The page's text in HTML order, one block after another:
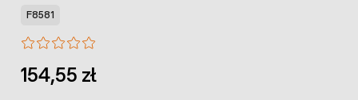
F8581
154,55 zł